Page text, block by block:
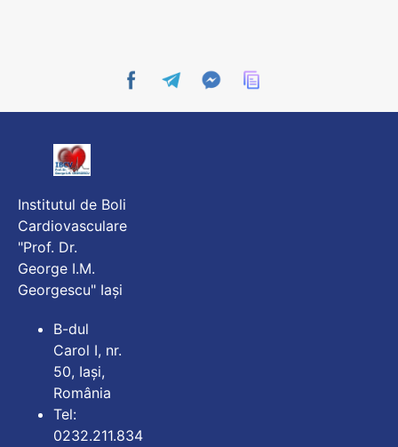
Institutul de Boli
Cardiovasculare
"Prof. Dr.
George I.M.
Georgescu" Iași
B-dul
Carol I, nr.
50, Iași,
România
Tel:
0232.211.834